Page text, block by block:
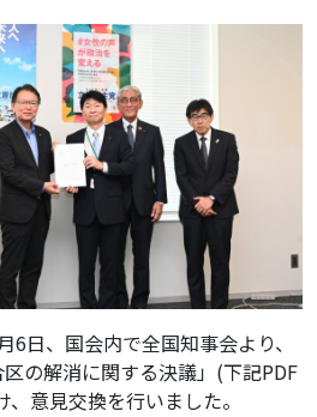
6日、国会内で全国知事会より、
区の解消に関する決議」(下記PDF
意見交換を行いました。